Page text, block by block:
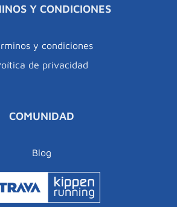
Y CONDICIONES
y condiciones
de privacidad
COMUNIDAD
Blog